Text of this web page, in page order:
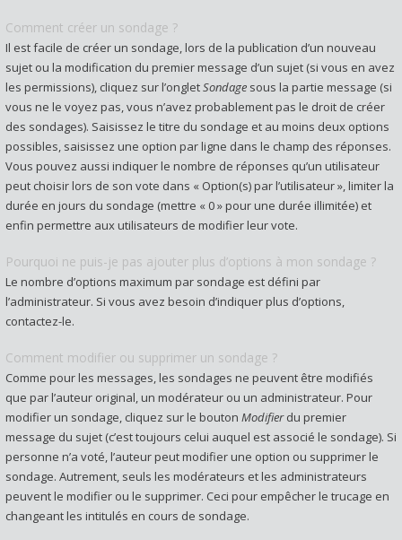
Comment créer un sondage ?
Il est facile de créer un sondage, lors de la publication d’un nouveau
sujet ou la modification du premier message d’un sujet (si vous en avez
les permissions), cliquez sur l’ongletSondage sous la partie message (si
vous ne le voyez pas, vous n’avez probablement pas le droit de créer
des sondages). Saisissez le titre du sondage et au moins deux options
possibles, saisissez une option par ligne dans le champ des réponses.
Vous pouvez aussi indiquer le nombre de réponses qu’un utilisateur
peut choisir lors de son vote dans « Option(s) par l’utilisateur », limiter la
durée en jours du sondage (mettre « 0 » pour une durée illimitée) et
enfin permettre aux utilisateurs de modifier leur vote.
Pourquoi ne puis-je pas ajouter plus d’options à mon sondage ?
Le nombre d’options maximum par sondage est défini par
l’administrateur. Si vous avez besoin d’indiquer plus d’options,
contactez-le.
Comment modifier ou supprimer un sondage ?
Comme pour les messages, les sondages ne peuvent être modifiés
que par l’auteur original, un modérateur ou un administrateur. Pour
modifier un sondage, cliquez sur le bouton Modifierdu premier
message du sujet (c’est toujours celui auquel est associé le sondage). Si
personne n’a voté, l’auteur peut modifier une option ou supprimer le
sondage. Autrement, seuls les modérateurs et les administrateurs
peuvent le modifier ou le supprimer. Ceci pour empêcher le trucage en
changeant les intitulés en cours de sondage.